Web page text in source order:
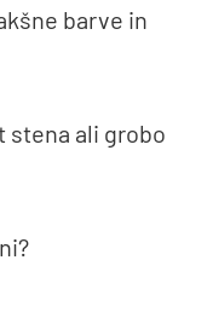
barve in
stena ali grobo